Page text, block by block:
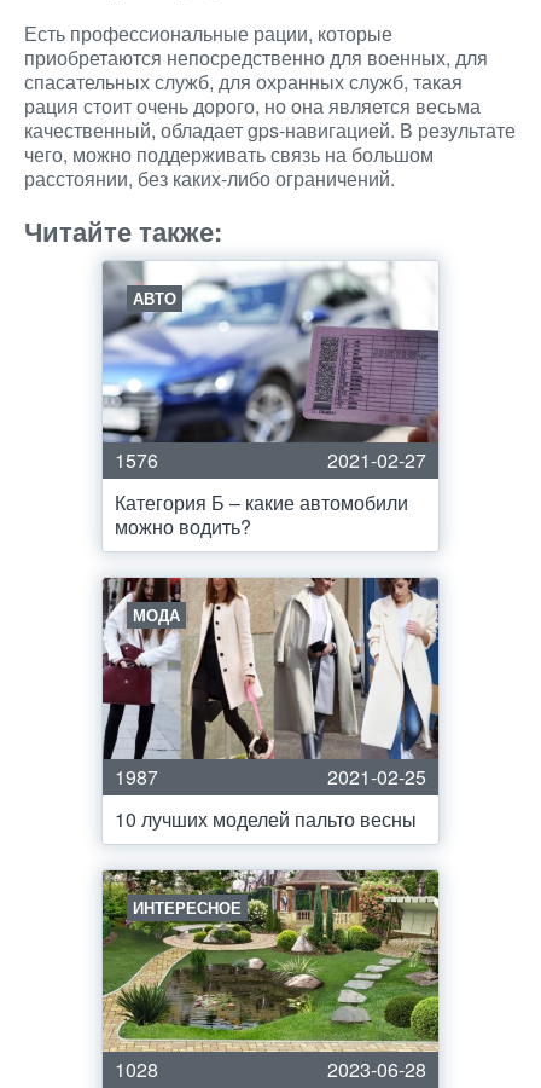
Есть профессиональные рации, которые
приобретаются непосредственно для военных, для
спасательных служб, для охранных служб, такая
рация стоит очень дорого, но она является весьма
качественный, обладает gps-навигацией. В результате
чего, можно поддерживать связь на большом
расстоянии, без каких-либо ограничений.
Читайте также:
АВТО
1576
2021-02-27
Категория Б – какие автомобили
можно водить?
МОДА
1987
2021-02-25
10 лучших моделей пальто весны
ИНТЕРЕСНОЕ
1028 2023-06-28